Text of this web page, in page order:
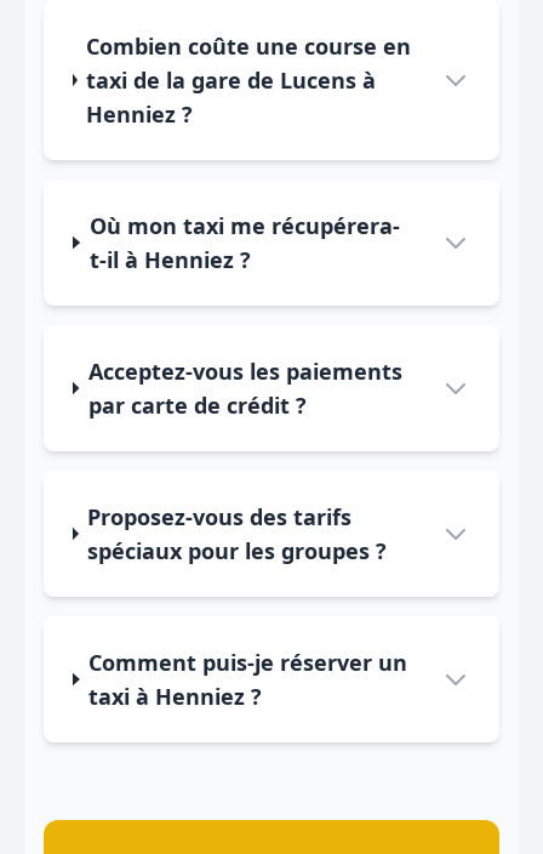
Combien coûte une course en
taxi de la gare de Lucens à
Henniez ?
Où mon taxi me récupérera-
t-il à Henniez ?
Acceptez-vous les paiements
par carte de crédit ?
Proposez-vous des tarifs
spéciaux pour les groupes ?
Comment puis-je réserver un
taxi à Henniez ?